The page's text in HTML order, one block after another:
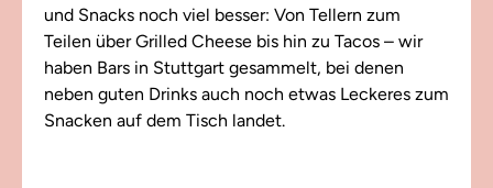
und Snacks noch viel besser: Von Tellern zum
Teilen über Grilled Cheese bis hin zu Tacos – wir
haben Bars in Stuttgart gesammelt, bei denen
neben guten Drinks auch noch etwas Leckeres zum
Snacken auf dem Tisch landet.